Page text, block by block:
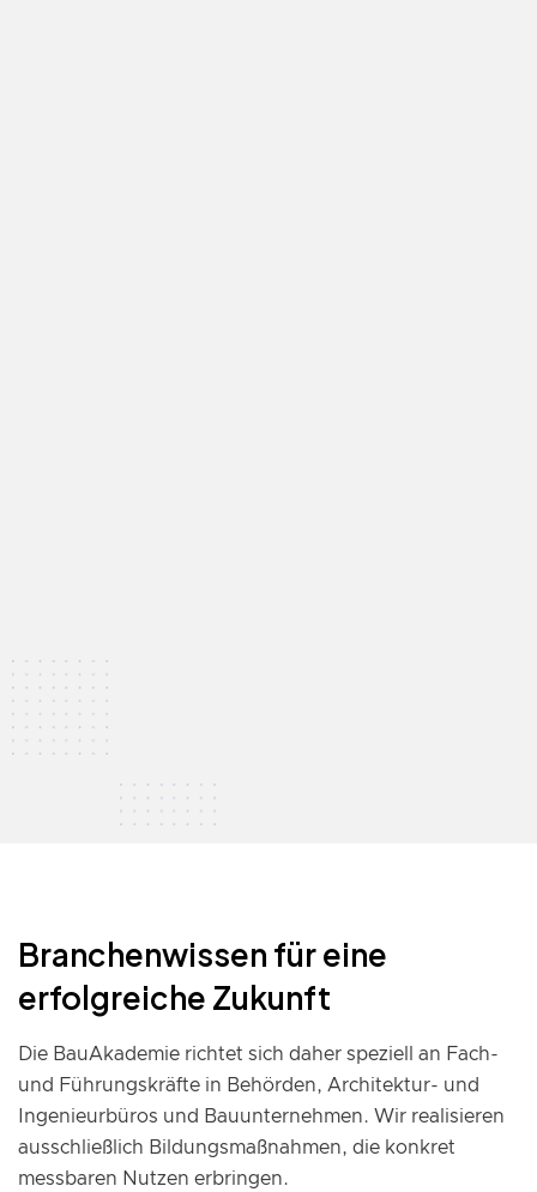
Branchenwissen für eine
erfolgreiche Zukunft
Die BauAkademie richtet sich daher speziell an Fach-
und Führungskräfte in Behörden, Architektur- und
Ingenieurbüros und Bauunternehmen. Wir realisieren
ausschließlich Bildungsmaßnahmen, die konkret
messbaren Nutzen erbringen.